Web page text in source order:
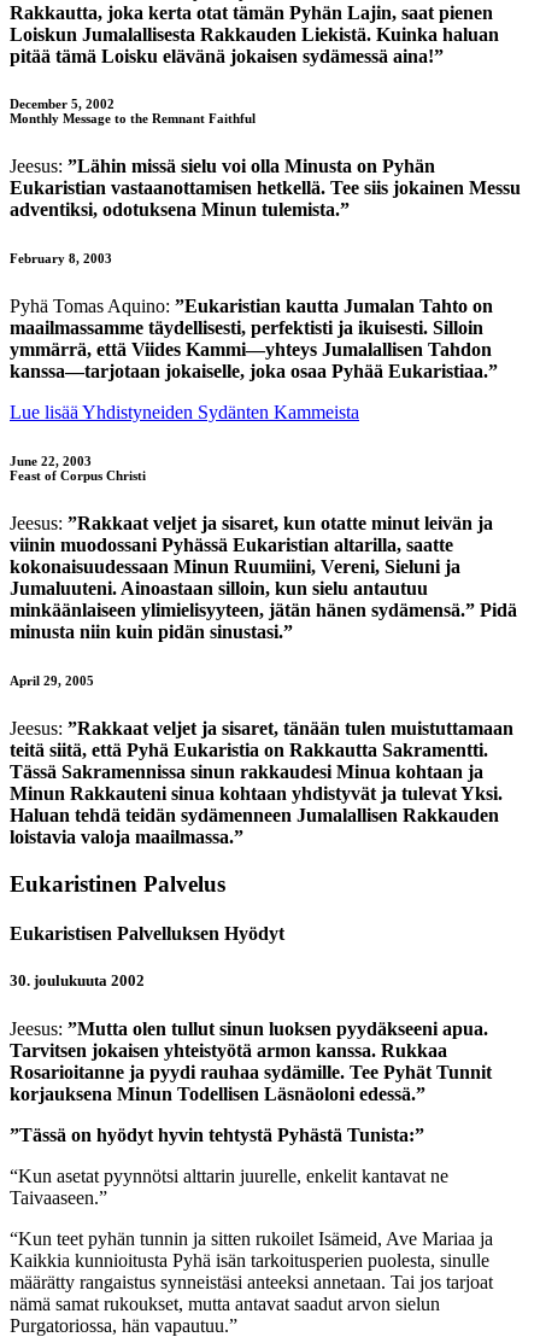
Rakkautta, joka kerta otat tämän Pyhän Lajin, saat pienen
Loiskun Jumalallisesta Rakkauden Liekistä. Kuinka haluan
pitää tämä Loisku elävänä jokaisen sydämessä aina!”
December 5, 2002
Monthly Message to the Remnant Faithful
Jeesus: ”Lähin missä sielu voi olla Minusta on Pyhän
Eukaristian vastaanottamisen hetkellä. Tee siis jokainen Messu
adventiksi, odotuksena Minun tulemista.”
February 8, 2003
Pyhä Tomas Aquino: ”Eukaristian kautta Jumalan Tahto on
maailmassamme täydellisesti, perfektisti ja ikuisesti. Silloin
ymmärrä, että Viides Kammi—yhteys Jumalallisen Tahdon
kanssa—tarjotaan jokaiselle, joka osaa Pyhää Eukaristiaa.”
Lue lisää Yhdistyneiden Sydänten Kammeista
June 22, 2003
Feast of Corpus Christi
Jeesus: ”Rakkaat veljet ja sisaret, kun otatte minut leivän ja
viinin muodossani Pyhässä Eukaristian altarilla, saatte
kokonaisuudessaan Minun Ruumiini, Vereni, Sieluni ja
Jumaluuteni. Ainoastaan silloin, kun sielu antautuu
minkäänlaiseen ylimielisyyteen, jätän hänen sydämensä.” Pidä
minusta niin kuin pidän sinustasi.”
April 29, 2005
Jeesus: ”Rakkaat veljet ja sisaret, tänään tulen muistuttamaan
teitä siitä, että Pyhä Eukaristia on Rakkautta Sakramentti.
Tässä Sakramennissa sinun rakkaudesi Minua kohtaan ja
Minun Rakkauteni sinua kohtaan yhdistyvät ja tulevat Yksi.
Haluan tehdä teidän sydämenneen Jumalallisen Rakkauden
loistavia valoja maailmassa.”
Eukaristinen Palvelus
Eukaristisen Palvelluksen Hyödyt
30. joulukuuta 2002
Jeesus: ”Mutta olen tullut sinun luoksen pyydäkseeni apua.
Tarvitsen jokaisen yhteistyötä armon kanssa. Rukkaa
Rosarioitanne ja pyydi rauhaa sydämille. Tee Pyhät Tunnit
korjauksena Minun Todellisen Läsnäoloni edessä.”
”Tässä on hyödyt hyvin tehtystä Pyhästä Tunista:”
“Kun asetat pyynnötsi alttarin juurelle, enkelit kantavat ne
Taivaaseen.”
“Kun teet pyhän tunnin ja sitten rukoilet Isämeid, Ave Mariaa ja
Kaikkia kunnioitusta Pyhä isän tarkoitusperien puolesta, sinulle
määrätty rangaistus synneistäsi anteeksi annetaan. Tai jos tarjoat
nämä samat rukoukset, mutta antavat saadut arvon sielun
Purgatoriossa, hän vapautuu.”